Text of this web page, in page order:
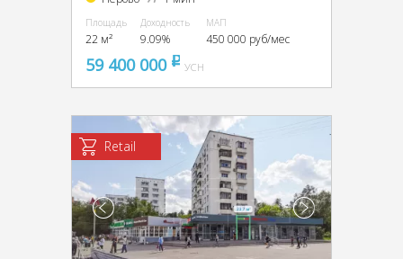
Площадь
22 м²
Доходность
9.09%
МАП
450 000 руб/мес
59 400 000 pуб
УСН
Retail